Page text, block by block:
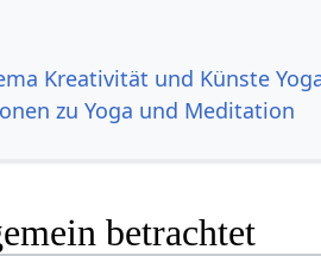
Kreativität und Künste
zu Yoga und Meditation
betrachtet